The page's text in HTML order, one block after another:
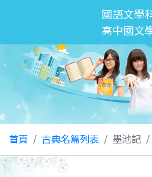
國語文學
高中國文
首頁 古典名篇列表 墨池記